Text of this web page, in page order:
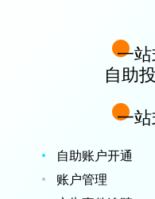
一
自助
一
自助账户开通
账户管理